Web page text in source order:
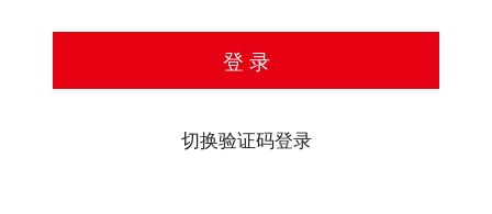
登 录
切换验证码登录